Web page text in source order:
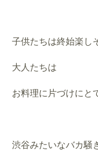
子供たちは終始楽し
大人たちは
お料理に片づけにと
渋谷みたいなバカ騒